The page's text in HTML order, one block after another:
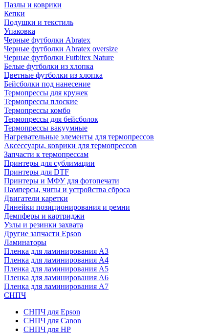
Пазлы и коврики
Кепки
Подушки и текстиль
Упаковка
Черные футболки Abratex
Черные футболки Abratex oversize
Черные футболки Futbitex Nature
Белые футболки из хлопка
Цветные футболки из хлопка
Бейсболки под нанесение
Термопрессы для кружек
Термопрессы плоские
Термопрессы комбо
Термопрессы для бейсболок
Термопрессы вакуумные
Нагревательные элементы для термопрессов
Аксессуары, коврики для термопрессов
Запчасти к термопрессам
Принтеры для сублимации
Принтеры для DTF
Принтеры и МФУ для фотопечати
Памперсы, чипы и устройства сброса
Двигатели каретки
Линейки позиционирования и ремни
Демпферы и картриджи
Узлы и резинки захвата
Другие запчасти Epson
Ламинаторы
Пленка для ламинирования А3
Пленка для ламинирования А4
Пленка для ламинирования А5
Пленка для ламинирования А6
Пленка для ламинирования А7
СНПЧ
СНПЧ для Epson
СНПЧ для Canon
СНПЧ для HP